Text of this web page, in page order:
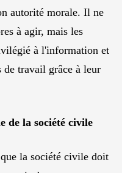
autorité morale. Il ne
à agir, mais les
à l'information et
de travail grâce à leur
de la société civile
la société civile doit